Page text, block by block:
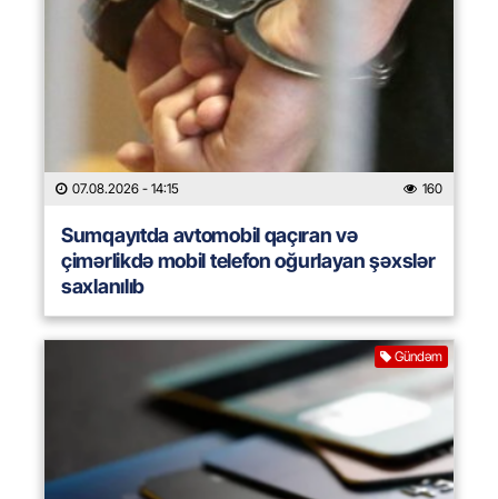
07.08.2026 - 14:15 160
Sumqayıtda avtomobil qaçıran və
çimərlikdə mobil telefon oğurlayan şəxslər
saxlanılıb
Gündəm